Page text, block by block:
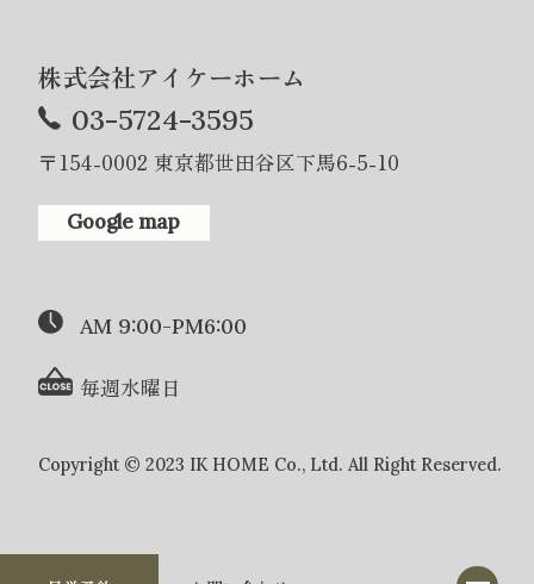
株式会社アイケーホーム
03-5724-3595
〒154-0002 東京都世田谷区下馬6-5-10
Google map
AM 9:00-PM6:00
毎週水曜日
Copyright © 2023 IK HOME Co., Ltd. All Right Reserved.